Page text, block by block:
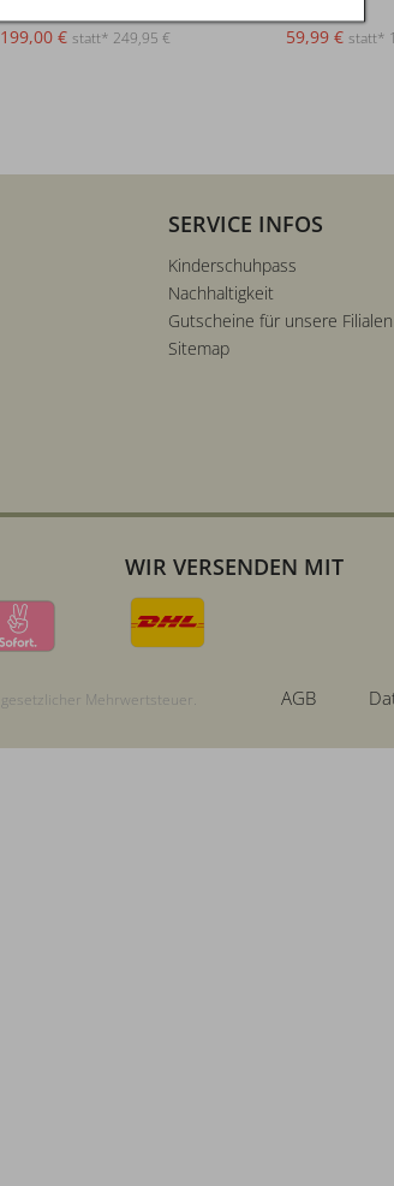
199,00 € statt* 249,95 € 59,99 € statt*
SERVICE INFOS
Kinderschuhpass
Nachhaltigkeit
Gutscheine für unsere Filialen
Sitemap
WIR VERSENDEN MIT
AGB
Mehrwertsteuer.